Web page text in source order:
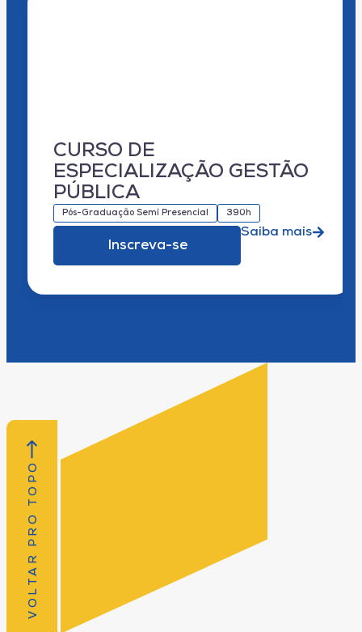
CURSO DE
ESPECIALIZAÇÃO GESTÃO
PÚBLICA
Pós-Graduação Semi Presencial 390h
Inscreva-se
Saiba mais
VOLTAR PRO TOPO